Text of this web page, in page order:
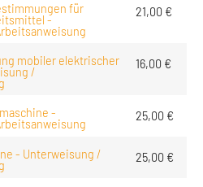
für
-
21,00 €
mobiler elektrischer
/
16,00 €
-
25,00 €
- Unterweisung /
25,00 €